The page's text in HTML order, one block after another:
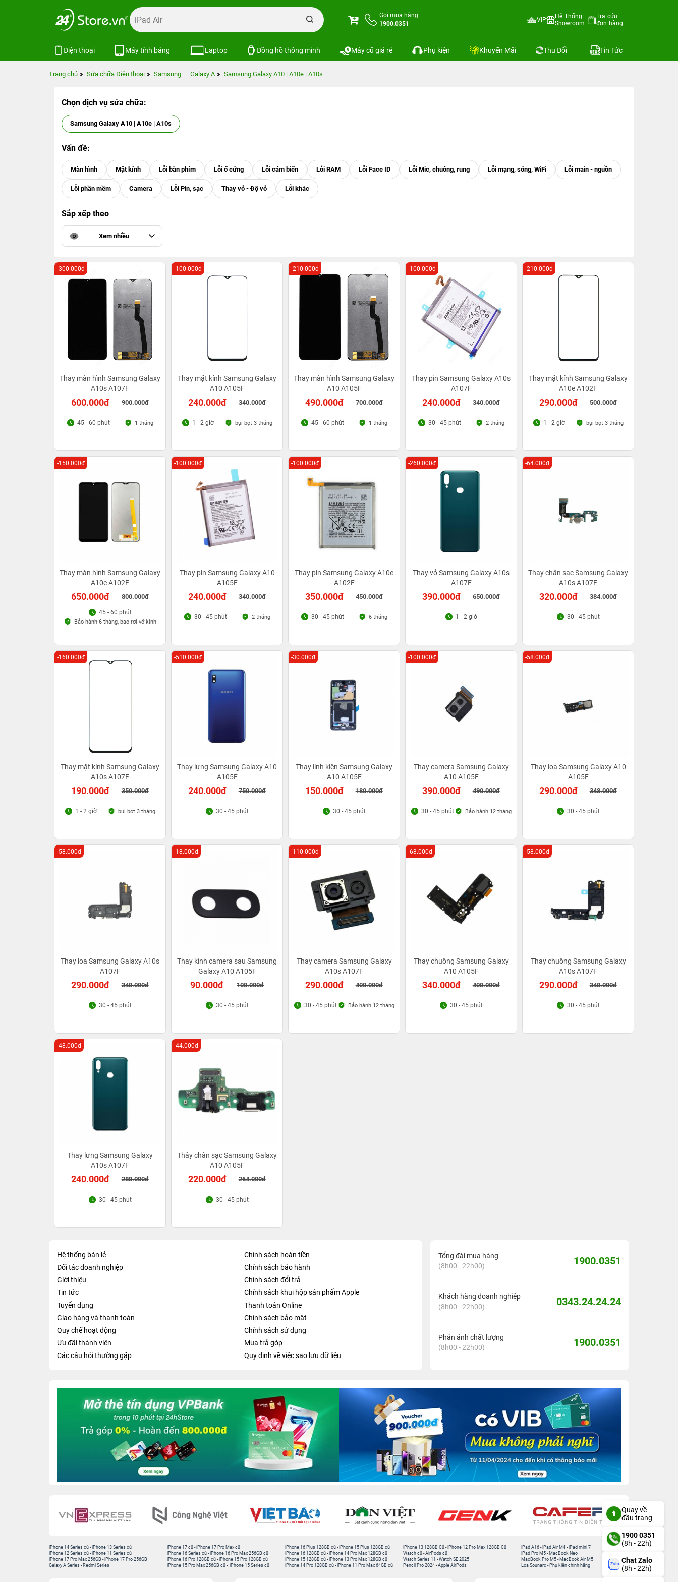
Gọi mua hàng
1900.0351
VIP
Hệ Thống
Showroom
Tra cứu
đơn hàng
Điện thoại Máy tính bảng Laptop Đồng hồ thông minh Máy cũ giá rẻ Phụ kiện Khuyến Mãi Thu Đổi Tin Tức
Trang chủ Sửa chữa Điện thoại Samsung Galaxy A Samsung Galaxy A10 | A10e | A10s
Chọn dịch vụ sửa chữa:
Samsung Galaxy A10 | A10e | A10s
Vấn đề:
Sắp xếp theo
Xem nhiều
Thay màn hình Samsung Galaxy
A10s A107F
600.000đ 900.000đ
-300.000đ
45 - 60 phút 1 tháng
Thay mặt kính Samsung Galaxy
A10 A105F
240.000đ 340.000đ
-100.000đ
1 - 2 giờ bụi bọt 3 tháng
Thay màn hình Samsung Galaxy
A10 A105F
490.000đ 700.000đ
-210.000đ
45 - 60 phút 1 tháng
Thay pin Samsung Galaxy A10s
A107F
240.000đ 340.000đ
-100.000đ
30 - 45 phút 2 tháng
Thay mặt kính Samsung Galaxy
A10e A102F
290.000đ 500.000đ
-210.000đ
1 - 2 giờ bụi bọt 3 tháng
Thay màn hình Samsung Galaxy
A10e A102F
650.000đ 800.000đ
-150.000đ
45 - 60 phút
Bảo hành 6 tháng, bao rơi vỡ kính
Thay pin Samsung Galaxy A10
A105F
240.000đ 340.000đ
-100.000đ
30 - 45 phút 2 tháng
Thay pin Samsung Galaxy A10e
A102F
350.000đ 450.000đ
-100.000đ
30 - 45 phút 6 tháng
Thay vỏ Samsung Galaxy A10s
A107F
390.000đ 650.000đ
-260.000đ
1 - 2 giờ
Thay chân sạc Samsung Galaxy
A10s A107F
320.000đ 384.000đ
-64.000đ
30 - 45 phút
Thay mặt kính Samsung Galaxy
A10s A107F
190.000đ 350.000đ
-160.000đ
1 - 2 giờ bụi bọt 3 tháng
Thay lưng Samsung Galaxy A10
A105F
240.000đ 750.000đ
-510.000đ
30 - 45 phút
Thay linh kiện Samsung Galaxy
A10 A105F
150.000đ 180.000đ
-30.000đ
30 - 45 phút
Thay camera Samsung Galaxy
A10 A105F
390.000đ 490.000đ
-100.000đ
30 - 45 phút Bảo hành 12 tháng
Thay loa Samsung Galaxy A10
A105F
290.000đ 348.000đ
-58.000đ
30 - 45 phút
Thay loa Samsung Galaxy A10s
A107F
290.000đ 348.000đ
-58.000đ
30 - 45 phút
Thay kính camera sau Samsung
Galaxy A10 A105F
90.000đ 108.000đ
-18.000đ
30 - 45 phút
Thay camera Samsung Galaxy
A10s A107F
290.000đ 400.000đ
-110.000đ
30 - 45 phút Bảo hành 12 tháng
Thay chuông Samsung Galaxy
A10 A105F
340.000đ 408.000đ
-68.000đ
30 - 45 phút
Thay chuông Samsung Galaxy
A10s A107F
290.000đ 348.000đ
-58.000đ
30 - 45 phút
Thay lưng Samsung Galaxy
A10s A107F
240.000đ 288.000đ
-48.000đ
30 - 45 phút
Thây chân sạc Samsung Galaxy
A10 A105F
220.000đ 264.000đ
-44.000đ
30 - 45 phút
Hệ thống bán lẻ
Đối tác doanh nghiệp
Giới thiệu
Tin tức
Tuyển dụng
Giao hàng và thanh toán
Quy chế hoạt động
Ưu đãi thành viên
Các câu hỏi thường gặp
Chính sách hoàn tiền
Chính sách bảo hành
Chính sách đổi trả
Chính sách khui hộp sản phẩm Apple
Thanh toán Online
Chính sách bảo mật
Chính sách sử dụng
Mua trả góp
Quy định về việc sao lưu dữ liệu
Tổng đài mua hàng
(8h00 - 22h00)
1900.0351
Khách hàng doanh nghiệp
(8h00 - 22h00)
0343.24.24.24
Phản ánh chất lượng
(8h00 - 22h00)
1900.0351
iPhone 14 Series cũ -iPhone 13 Series cũ
iPhone 12 Series cũ -iPhone 11 Series cũ
iPhone 17 Pro Max 256GB -iPhone 17 Pro 256GB
Galaxy A Series - Redmi Series
iPhone 17 cũ -iPhone 17 Pro Max cũ
iPhone 16 Series cũ - iPhone 16 Pro Max 256GB cũ
iPhone 16 Pro 128GB cũ -iPhone 15 Pro 128GB cũ
iPhone 15 Pro Max 256GB cũ - iPhone 15 Series cũ
iPhone 16 Plus 128GB cũ -iPhone 15 Plus 128GB cũ
iPhone 16 128GB cũ -iPhone 14 Pro Max 128GB cũ
iPhone 15 128GB cũ -iPhone 13 Pro Max 128GB cũ
iPhone 14 Pro 128GB cũ -iPhone 11 Pro Max 64GB cũ
iPhone 13 128GB Cũ -iPhone 12 Pro Max 128GB Cũ
Watch cũ -AirPods cũ
Watch Series 11 -Watch SE 2025
Pencil Pro 2024 -Apple AirPods
iPad A16 -iPad Air M4 -iPad mini 7
iPad Pro M5 - MacBook Neo
MacBook Pro M5 - MacBook Air M5
Loa Sounarc - Phụ kiện chính hãng
Quay về
đầu trang
1900 0351
(8h - 22h)
Chat Zalo
(8h - 22h)